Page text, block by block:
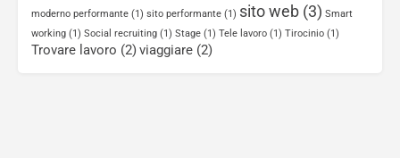
moderno performante (1) sito performante (1) sito web (3) Smart
working (1) Social recruiting (1) Stage (1) Tele lavoro (1) Tirocinio (1)
Trovare lavoro (2)viaggiare (2)